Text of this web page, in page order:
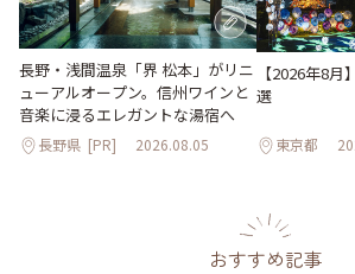
長野・浅間温泉「界 松本」がリニ
ューアルオープン。信州ワインと
音楽に浸るエレガントな湯宿へ
長野県 [PR] 2026.08.05
【2026年8
選
東京都
おすすめ記事